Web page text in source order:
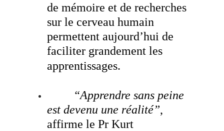
de mémoire et de recherches
sur le cerveau humain
permettent aujourd’hui de
faciliter grandement les
apprentissages.
“Apprendre sans peine
est devenu une réalité”,
affirme le Pr Kurt